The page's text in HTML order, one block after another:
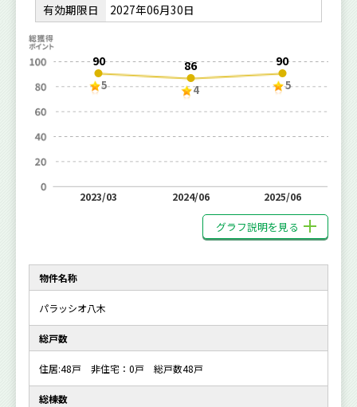
有効期限日
2027年06月30日
90
5
2023/03
86
4
2024/06
90
5
2025/06
グラフ説明を見る
物件名称
パラッシオ八木
総戸数
住居:48戸 非住宅：0戸 総戸数48戸
総棟数